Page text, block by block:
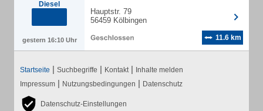
Diesel
gestern 16:10 Uhr
Hauptstr. 79
56459 Kölbingen
11.6 km
Startseite | Suchbegriffe | Kontakt | Inhalte melden
Impressum | Nutzungsbedingungen | Datenschutz
Datenschutz-Einstellungen